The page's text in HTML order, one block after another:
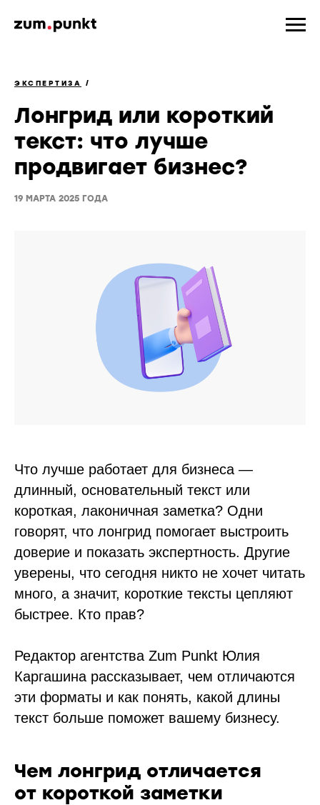
ЭКСПЕРТИЗА /
Лонгрид или короткий
текст: что лучше
продвигает бизнес?
19 МАРТА 2025 ГОДА
Что лучше работает для бизнеса —
длинный, основательный текст или
короткая, лаконичная заметка? Одни
говорят, что лонгрид помогает выстроить
доверие и показать экспертность. Другие
уверены, что сегодня никто не хочет читать
много, а значит, короткие тексты цепляют
быстрее. Кто прав?
Редактор агентства Zum Punkt Юлия
Каргашина рассказывает, чем отличаются
эти форматы и как понять, какой длины
текст больше поможет вашему бизнесу.
Чем лонгрид отличается
от короткой заметки